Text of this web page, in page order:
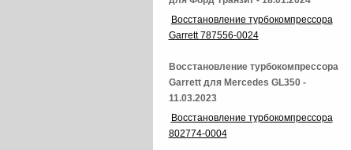
Восстановление турбокомпрессора
Garrett 787556-0024
Восстановление турбокомпрессора
Garrett для Mercedes GL350 -
11.03.2023
Восстановление турбокомпрессора
802774-0004